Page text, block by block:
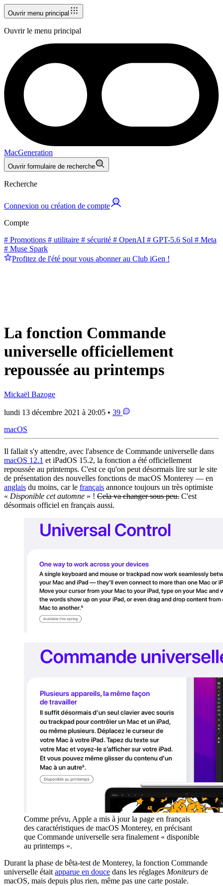
Ouvrir menu principal
Ouvrir le menu principal
MacGeneration
Ouvrir formulaire de recherche
Recherche
Connexion ou création de compte
Compte
# Promotions # utilitaire # sécurité # OpenAI # GPT-5.6 Sol # Meta
# Muse Spark
Profitez de l'été pour vous abonner au Club iGen !
La fonction Commande
universelle officiellement
repoussée au printemps
Mickaël Bazoge
lundi 13 décembre 2021 à 20:05 • 39
macOS
Il fallait s'y attendre, avec l'absence de Commande universelle dans
macOS 12.1 et iPadOS 15.2, la fonction a été officiellement
repoussée au printemps. C'est ce qu'on peut désormais lire sur le site
de présentation des nouvelles fonctions de macOS Monterey — en
anglais du moins, car le français annonce toujours un très optimiste
« Disponible cet automne » ! Cela va changer sous peu. C'est
désormais officiel en français aussi.
Comme prévu, Apple a mis à jour la page en français
des caractéristiques de macOS Monterey, en précisant
que Commande universelle sera finalement « disponible
au printemps ».
Durant la phase de bêta-test de Monterey, la fonction Commande
universelle étaitapparue en douce dans les réglages Moniteurs de
macOS, mais depuis plus rien, même pas une carte postale.